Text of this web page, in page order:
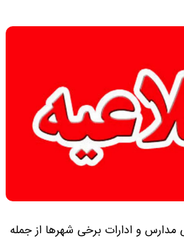
مدارس و ادارات برخی شهرها از جمله